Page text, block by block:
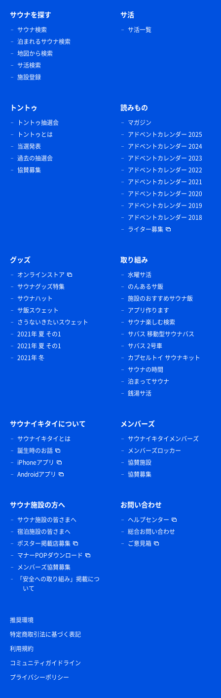
サウナを探す
サウナ検索
泊まれるサウナ検索
地図から検索
サ活検索
施設登録
サ活
サ活一覧
トントゥ
トントゥ抽選会
トントゥとは
当選発表
過去の抽選会
協賛募集
読みもの
マガジン
アドベントカレンダー 2025
アドベントカレンダー 2024
アドベントカレンダー 2023
アドベントカレンダー 2022
アドベントカレンダー 2021
アドベントカレンダー 2020
アドベントカレンダー 2019
アドベントカレンダー 2018
ライター募集
グッズ
オンラインストア
サウナグッズ特集
サウナハット
サ飯スウェット
さうないきたいスウェット
2021年 夏 その1
2021年 夏 その1
2021年 冬
取り組み
水曜サ活
のんあるサ飯
施設のおすすめサウナ飯
アプリ作ります
サウナ楽しむ検索
サバス 移動型サウナバス
サバス 2号車
カプセルトイ サウナキット
サウナの時間
泊まってサウナ
銭湯サ活
サウナイキタイについて
サウナイキタイとは
誕生時のお話
iPhoneアプリ
Androidアプリ
メンバーズ
サウナイキタイメンバーズ
メンバーズロッカー
協賛施設
協賛募集
サウナ施設の方へ
サウナ施設の皆さまへ
宿泊施設の皆さまへ
ポスター掲載店募集
マナーPOPダウンロード
メンバーズ協賛募集
「安全への取り組み」掲載につ
いて
お問い合わせ
ヘルプセンター
総合お問い合わせ
ご意見箱
推奨環境
特定商取引法に基づく表記
利用規約
コミュニティガイドライン
プライバシーポリシー